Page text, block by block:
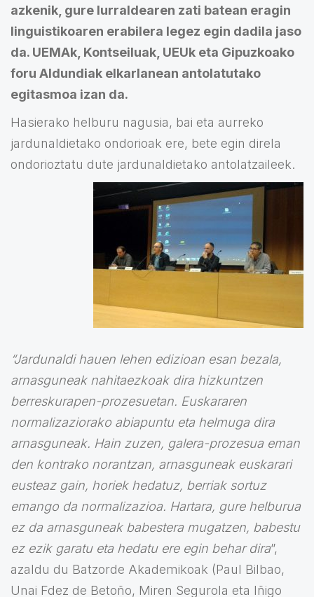
azkenik, gure lurraldearen zati batean eragin
linguistikoaren erabilera legez egin dadila jaso
da. UEMAk, Kontseiluak, UEUk eta Gipuzkoako
foru Aldundiak elkarlanean antolatutako
egitasmoa izan da.
Hasierako helburu nagusia, bai eta aurreko
jardunaldietako ondorioak ere, bete egin direla
ondorioztatu dute jardunaldietako antolatzaileek.
“Jardunaldi hauen lehen edizioan esan bezala,
arnasguneak nahitaezkoak dira hizkuntzen
berreskurapen-prozesuetan. Euskararen
normalizaziorako abiapuntu eta helmuga dira
arnasguneak. Hain zuzen, galera-prozesua eman
den kontrako norantzan, arnasguneak euskarari
eusteaz gain, horiek hedatuz, berriak sortuz
emango da normalizazioa. Hartara, gure helburua
ez da arnasguneak babestera mugatzen, babestu
ez ezik garatu eta hedatu ere egin behar dira”,
azaldu du Batzorde Akademikoak (Paul Bilbao,
Unai Fdez de Betoño, Miren Segurola eta Iñigo